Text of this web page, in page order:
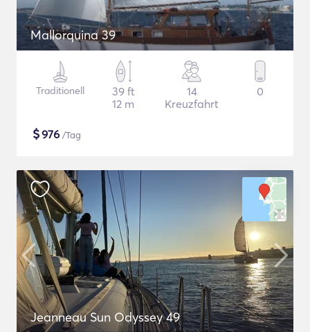
Mallorquina 39
Traditionell
39 ft
12 m
14
Kreuzfahrt
0
$976 /Tag
Jeanneau Sun Odyssey 49